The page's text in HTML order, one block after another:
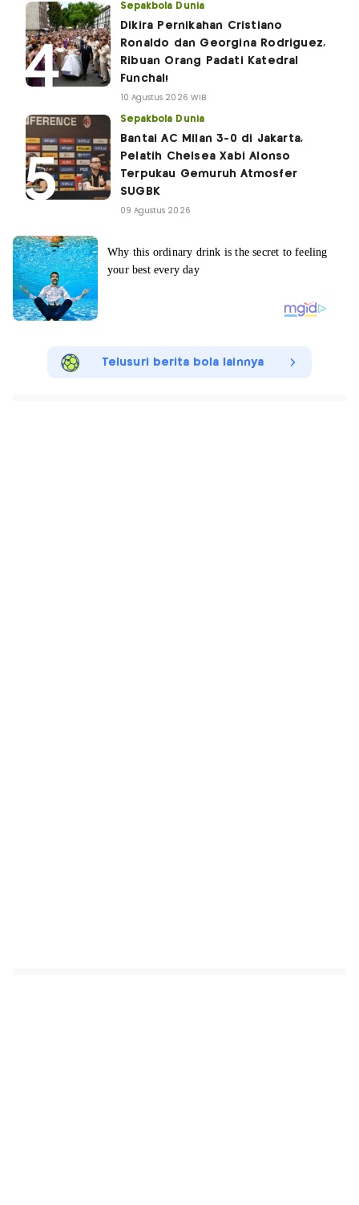
Sepakbola Dunia
Dikira Pernikahan Cristiano
Ronaldo dan Georgina Rodriguez,
Ribuan Orang Padati Katedral
Funchal!
10 Agustus 2026 WIB
Sepakbola Dunia
Bantai AC Milan 3-0 di Jakarta,
Pelatih Chelsea Xabi Alonso
Terpukau Gemuruh Atmosfer
SUGBK
09 Agustus 2026
Telusuri berita bola lainnya